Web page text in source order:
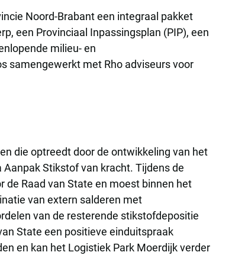
Noord-Brabant een integraal pakket
een Provinciaal Inpassingsplan (PIP), een
milieu- en
samengewerkt met Rho adviseurs voor
die optreedt door de ontwikkeling van het
Stikstof van kracht. Tijdens de
de Raad van State en moest binnen het
van extern salderen met
van de resterende stikstofdepositie
State een positieve einduitspraak
en kan het Logistiek Park Moerdijk verder